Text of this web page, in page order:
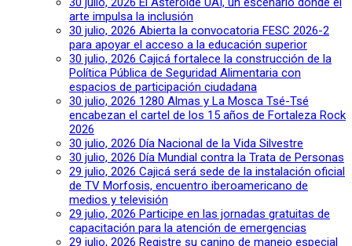
arte impulsa la inclusión
30 julio, 2026 Abierta la convocatoria FESC 2026-2
para apoyar el acceso a la educación superior
30 julio, 2026 Cajicá fortalece la construcción de la
Política Pública de Seguridad Alimentaria con
espacios de participación ciudadana
30 julio, 2026 1280 Almas y La Mosca Tsé-Tsé
encabezan el cartel de los 15 años de Fortaleza Rock
2026
30 julio, 2026 Día Nacional de la Vida Silvestre
30 julio, 2026 Día Mundial contra la Trata de Personas
29 julio, 2026 Cajicá será sede de la instalación oficial
de TV Morfosis, encuentro iberoamericano de
medios y televisión
29 julio, 2026 Participe en las jornadas gratuitas de
capacitación para la atención de emergencias
29 julio, 2026 Registre su canino de manejo especial